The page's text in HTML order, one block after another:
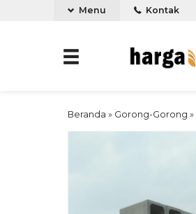
Menu Kontak
Beranda » Gorong-Gorong »